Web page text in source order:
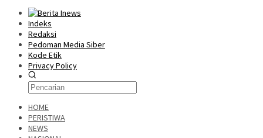
Indeks
Redaksi
Pedoman Media Siber
Kode Etik
Privacy Policy
HOME
PERISTIWA
NEWS